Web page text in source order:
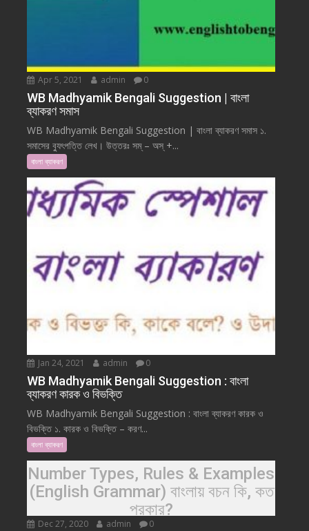
Apr 5, 2021 admin 0
WB Madhyamik Bengali Suggestion | বাংলা
ব্যাকরণ সমাস
WB Madhyamik Bengali Suggestion | বাংলা ব্যাকরণ সমাস ১.
সমাসের ব্যুৎপত্তি লেখ। উত্তরঃ সম্ – অস্ +...
বাংলা ব্যাকরণ
Jan 24, 2021 admin 0
WB Madhyamik Bengali Suggestion : বাংলা
ব্যাকরণ কারক ও বিভক্তি
WB Madhyamik Bengali Suggestion : বাংলা ব্যাকরণ কারক ও
বিভক্তি ১. কারক ও বিভক্তি – করণ...
বাংলা ব্যাকরণ
Number Types, Rules & Examples
(English Grammar) বাংলায় বচন কি, কত
প্রকার?
Dec 27, 2020 admin 0